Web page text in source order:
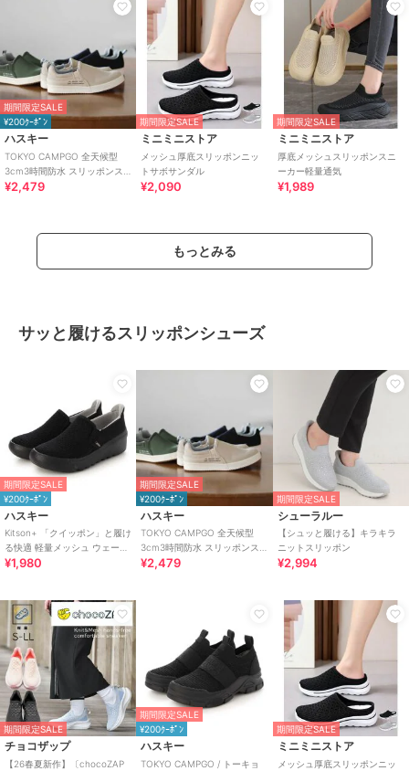
期間限定SALE
¥200ｸｰﾎﾟﾝ
ハスキー
TOKYO CAMPGO 全天候型
3cm3時間防水 スリッポンス
ニーカー
¥2,479
期間限定SALE
ミニミニストア
メッシュ厚底スリッポンニッ
トサボサンダル
¥2,090
期間限定SALE
ミニミニストア
厚底メッシュスリッポンスニ
ーカー軽量通気
¥1,989
もっとみる
サッと履けるスリッポンシューズ
期間限定SALE
¥200ｸｰﾎﾟﾝ
ハスキー
Kitson+ 「クイッポン」と履け
る快適 軽量メッシュ ウェーブ
ソール スリッポン スニーカー
¥1,980
期間限定SALE
¥200ｸｰﾎﾟﾝ
ハスキー
TOKYO CAMPGO 全天候型
3cm3時間防水 スリッポンス
ニーカー
¥2,479
期間限定SALE
シューラルー
【シュッと履ける】キラキラ
ニットスリッポン
¥2,994
期間限定SALE
チョコザップ
【26春夏新作】〔chocoZAP
期間限定SALE
¥200ｸｰﾎﾟﾝ
ハスキー
TOKYO CAMPGO / トーキョ
期間限定SALE
ミニミニストア
メッシュ厚底スリッポンニッ